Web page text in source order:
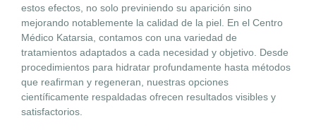
estos efectos, no solo previniendo su aparición sino
mejorando notablemente la calidad de la piel. En el Centro
Médico Katarsia, contamos con una variedad de
tratamientos adaptados a cada necesidad y objetivo. Desde
procedimientos para hidratar profundamente hasta métodos
que reafirman y regeneran, nuestras opciones
científicamente respaldadas ofrecen resultados visibles y
satisfactorios.